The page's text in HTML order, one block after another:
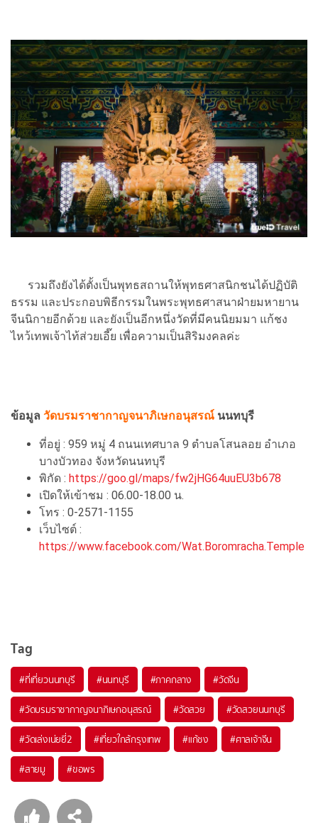
รวมถึงยังได้ตั้งเป็นพุทธสถานให้พุทธศาสนิกชนได้ปฏิบัติ
ธรรม และประกอบพิธีกรรมในพระพุทธศาสนาฝ่ายมหายาน
จีนนิกายอีกด้วย และยังเป็นอีกหนึ่งวัดที่มีคนนิยมมา แก้ชง
ไหว้เทพเจ้าไท้ส่วยเอี๊ย เพื่อความเป็นสิริมงคลค่ะ
ข้อมูล วัดบรมราชากาญจนาภิเษกอนุสรณ์ นนทบุรี
ที่อยู่ : 959 หมู่ 4 ถนนเทศบาล 9 ตำบลโสนลอย อำเภอ
บางบัวทอง จังหวัดนนทบุรี
พิกัด : https://goo.gl/maps/fw2jHG64uuEU3b678
เปิดให้เข้าชม : 06.00-18.00 น.
โทร : 0-2571-1155
เว็บไซต์ :
https://www.facebook.com/Wat.Boromracha.Temple
Tag
#ที่เที่ยวนนทบุรี #นนทบุรี #ภาคกลาง #วัดจีน
#วัดบรมราชากาญจนาภิเษกอนุสรณ์ #วัดสวย #วัดสวยนนทบุรี
#วัดเล่งเน่ยยี่2 #เที่ยวใกล้กรุงเทพ #แก้ชง #ศาลเจ้าจีน
#สายมู #ขอพร